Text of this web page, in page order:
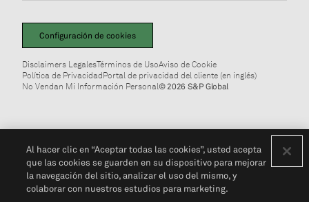
Configuración de cookies
Disclaimers LegalesTérminos de UsoAviso de Cookie
Política de PrivacidadPortal de privacidad del cliente (en inglés)
No Vendan Mi Información Personal© 2026 S&P Global
Al hacer clic en “Aceptar todas las cookies”, usted acepta
que las cookies se guarden en su dispositivo para mejorar
la navegación del sitio, analizar el uso del mismo, y
colaborar con nuestros estudios para marketing.